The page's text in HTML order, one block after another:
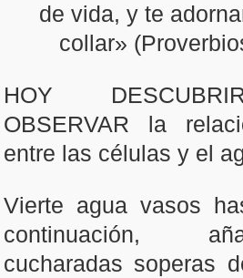
de vida, y te
collar»
HOY
OBSERVAR la
entre las células y el
Vierte agua vasos
continuación,
cucharadas soperas